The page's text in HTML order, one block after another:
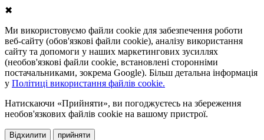
✖
Ми використовуємо файли cookie для забезпечення роботи
веб-сайту (обов'язкові файли cookie), аналізу використання
сайту та допомоги у наших маркетингових зусиллях
(необов'язкові файли cookie, встановлені сторонніми
постачальниками, зокрема Google). Більш детальна інформація
у Політиці використання файлів cookie.
Натискаючи «Прийняти», ви погоджуєтесь на збереження
необов'язкових файлів cookie на вашому пристрої.
Відхилити прийняти